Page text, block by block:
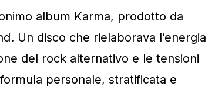
album Karma, prodotto da
Un disco che rielaborava l’energia
del rock alternativo e le tensioni
personale, stratificata e